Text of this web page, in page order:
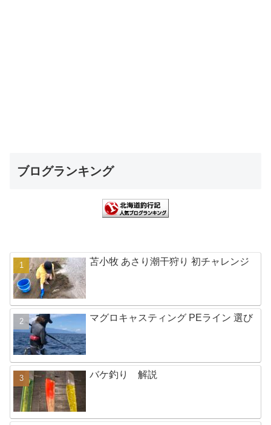
ブログランキング
苫小牧 あさり潮干狩り 初チャレンジ
マグロキャスティング PEライン 選び
バケ釣り 解説